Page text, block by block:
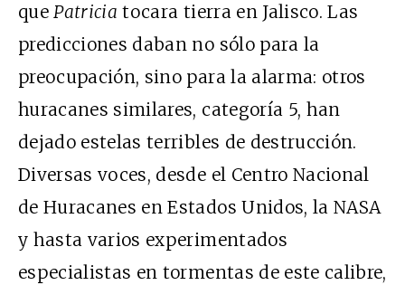
quePatricia tocara tierra en Jalisco. Las
predicciones daban no sólo para la
preocupación, sino para la alarma: otros
huracanes similares, categoría 5, han
dejado estelas terribles de destrucción.
Diversas voces, desde el Centro Nacional
de Huracanes en Estados Unidos, la NASA
y hasta varios experimentados
especialistas en tormentas de este calibre,